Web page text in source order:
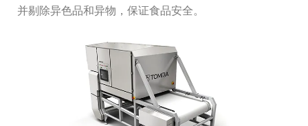
并剔除异色品和异物，保证食品安全。